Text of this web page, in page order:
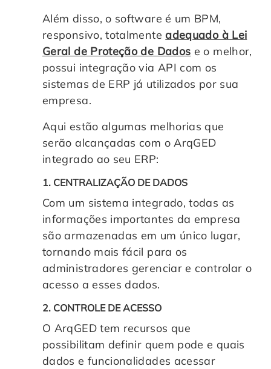
Além disso, o software é um BPM,
responsivo, totalmente adequado à Lei
Geral de Proteção de Dados e o melhor,
possui integração via API com os
sistemas de ERP já utilizados por sua
empresa.
Aqui estão algumas melhorias que
serão alcançadas com o ArqGED
integrado ao seu ERP:
1. CENTRALIZAÇÃO DE DADOS
Com um sistema integrado, todas as
informações importantes da empresa
são armazenadas em um único lugar,
tornando mais fácil para os
administradores gerenciar e controlar o
acesso a esses dados.
2. CONTROLE DE ACESSO
O ArqGED tem recursos que
possibilitam definir quem pode e quais
dados e funcionalidades acessar